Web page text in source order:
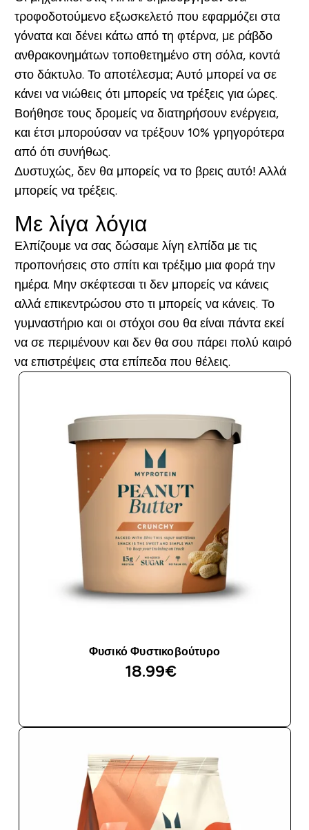
τροφοδοτούμενο εξωσκελετό που εφαρμόζει στα
γόνατα και δένει κάτω από τη φτέρνα, με ράβδο
ανθρακονημάτων τοποθετημένο στη σόλα, κοντά
στο δάκτυλο. Το αποτέλεσμα; Αυτό μπορεί να σε
κάνει να νιώθεις ότι μπορείς να τρέξεις για ώρες.
Βοήθησε τους δρομείς να διατηρήσουν ενέργεια,
και έτσι μπορούσαν να τρέξουν 10% γρηγορότερα
από ότι συνήθως.
Δυστυχώς, δεν θα μπορείς να το βρεις αυτό! Αλλά
μπορείς να τρέξεις.
Με λίγα λόγια
Ελπίζουμε να σας δώσαμε λίγη ελπίδα με τις
προπονήσεις στο σπίτι και τρέξιμο μια φορά την
ημέρα. Μην σκέφτεσαι τι δεν μπορείς να κάνεις
αλλά επικεντρώσου στο τι μπορείς να κάνεις. Το
γυμναστήριο και οι στόχοι σου θα είναι πάντα εκεί
να σε περιμένουν και δεν θα σου πάρει πολύ καιρό
να επιστρέψεις στα επίπεδα που θέλεις.
Φυσικό Φυστικοβούτυρο
18.99€‎